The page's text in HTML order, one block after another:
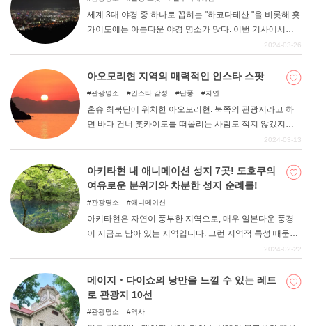
세계 3대 야경 중 하나로 꼽히는 "하코다테산 "을 비롯해 홋
카이도에는 아름다운 야경 명소가 많다. 이번 기사에서는
홋카이도의 추천 야경 명소를 소개한다. 데이트하기 좋은
2024-03-26
아오모리현 지역의 매력적인 인스타 스팟
관광명소 인스타 감성 단풍 자연
혼슈 최북단에 위치한 아오모리현. 북쪽의 관광지라고 하
면 바다 건너 홋카이도를 떠올리는 사람도 적지 않겠지만,
아오모리현에도 매우 매력적인 경치가 많이 존재하기 때문
키워낸 대자연은 특히 주목할 만한 포인트이며, 카메라를
들이대지 않을 수 없을 것이다. 이번에는 아오모리현 중에
서도 추천할 만한 인스타그래머블한 명소 6곳을 소개하고
2024-03-13
아키타현 내 애니메이션 성지 7곳! 도호쿠의
여유로운 분위기와 차분한 성지 순례를!
관광명소 애니메이션
아키타현은 자연이 풍부한 지역으로, 매우 일본다운 풍경
이 지금도 남아 있는 지역입니다. 그런 지역적 특성 때문에
애니메이션의 성지가 되기도 하고, 일본인 특유의 심금을
등 동북지방은 관광에서도 그렇게 중심적으로 생각되는 경
우가 적지만, 좋아하는 작품이 있다면 일부러 찾아가도 재
미있는 지역이 될 것이라 생각합니다.
2024-02-22
메이지・다이쇼의 낭만을 느낄 수 있는 레트
로 관광지 10선
관광명소 역사